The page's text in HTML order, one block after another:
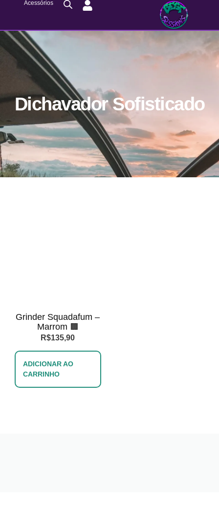
Acessórios
Dichavador Sofisticado
Grinder Squadafum –
Marrom 🟫
R$135,90
ADICIONAR AO
CARRINHO